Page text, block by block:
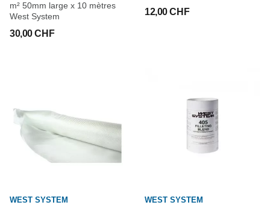
m² 50mm large x 10 mètres
West System
30,00 CHF
12,00 CHF
WEST SYSTEM WEST SYSTEM